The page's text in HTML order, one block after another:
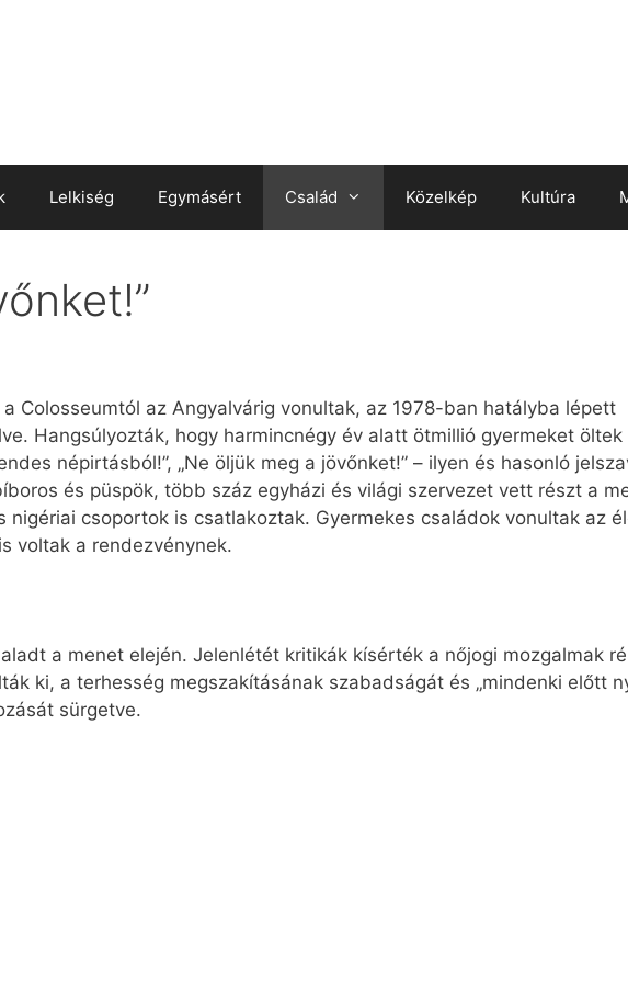
Lelkiség Egymásért Család Közelkép Kultúra
Colosseumtól az Angyalvárig vonultak, az 1978-ban hatályba lépett
Hangsúlyozták, hogy harmincnégy év alatt ötmillió gyermeket öltek
népirtásból!”, „Ne öljük meg a jövőnket!” – ilyen és hasonló
és püspök, több száz egyházi és világi szervezet vett részt a
csoportok is csatlakoztak. Gyermekes családok vonultak az
voltak a rendezvénynek.
a menet elején. Jelenlétét kritikák kísérték a nőjogi mozgalmak
ki, a terhesség megszakításának szabadságát és „mindenki előtt
sürgetve.